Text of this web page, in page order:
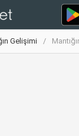
Gelişimi